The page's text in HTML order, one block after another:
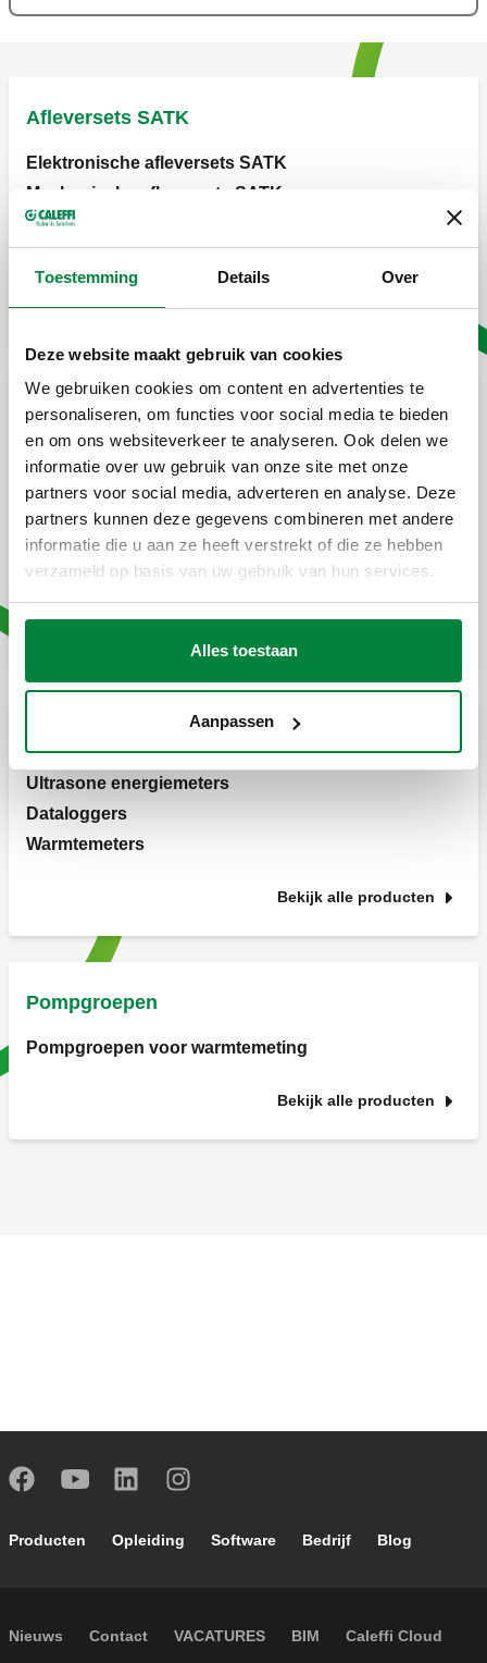
Toestemming Details Over
Deze website maakt gebruik van cookies
We gebruiken cookies om content en advertenties te
personaliseren, om functies voor social media te bieden
en om ons websiteverkeer te analyseren. Ook delen we
informatie over uw gebruik van onze site met onze
partners voor social media, adverteren en analyse. Deze
partners kunnen deze gegevens combineren met andere
informatie die u aan ze heeft verstrekt of die ze hebben
verzameld op basis van uw gebruik van hun services.
Alles toestaan
Aanpassen
Afleversets SATK
Elektronische afleversets SATK
Mechanische afleversets SATK
Koelunits
Componenten voor beveiliging
Bekijk alle producten
Plurimod modules
Hydraulische modules Plurimod
Hydraulische modules Plurimod Ultra
Hydraulische modules Plurimod Easy
Hydraulische modules Plurimod XM
Componenten voor beveiliging
Ultrasone energiemeters
Dataloggers
Warmtemeters
Bekijk alle producten
Pompgroepen
Pompgroepen voor warmtemeting
Bekijk alle producten
Footer main navigation
Producten Opleiding Software Bedrijf Blog
Footer secondary navigation
Nieuws Contact VACATURES BIM Caleffi Cloud